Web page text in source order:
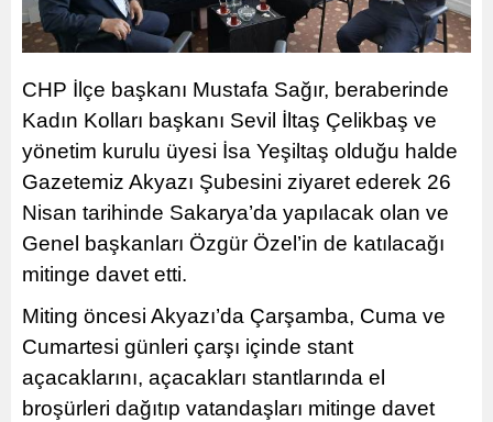
CHP İlçe başkanı Mustafa Sağır, beraberinde
Kadın Kolları başkanı Sevil İltaş Çelikbaş ve
yönetim kurulu üyesi İsa Yeşiltaş olduğu halde
Gazetemiz Akyazı Şubesini ziyaret ederek 26
Nisan tarihinde Sakarya’da yapılacak olan ve
Genel başkanları Özgür Özel’in de katılacağı
mitinge davet etti.
Miting öncesi Akyazı’da Çarşamba, Cuma ve
Cumartesi günleri çarşı içinde stant
açacaklarını, açacakları stantlarında el
broşürleri dağıtıp vatandaşları mitinge davet